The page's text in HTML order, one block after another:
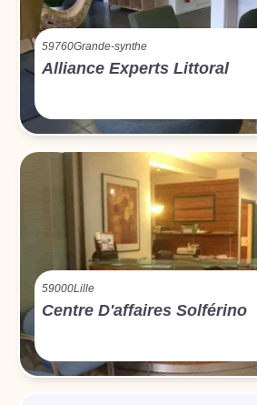
59760Grande-synthe
Alliance Experts Littoral
59000Lille
Centre D'affaires Solférino